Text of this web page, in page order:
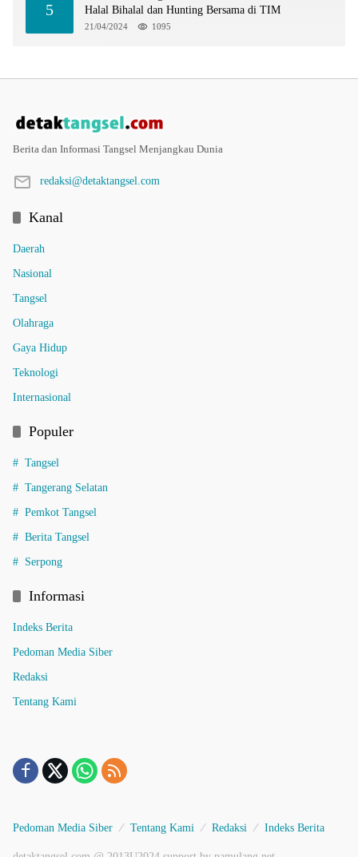
5
Halal Bihalal dan Hunting Bersama di TIM
21/04/2024 1095
Berita dan Informasi Tangsel Menjangkau Dunia
redaksi@detaktangsel.com
Kanal
Daerah
Nasional
Tangsel
Olahraga
Gaya Hidup
Teknologi
Internasional
Populer
Tangsel
Tangerang Selatan
Pemkot Tangsel
Berita Tangsel
Serpong
Informasi
Indeks Berita
Pedoman Media Siber
Redaksi
Tentang Kami
Pedoman Media Siber Tentang Kami Redaksi Indeks Berita